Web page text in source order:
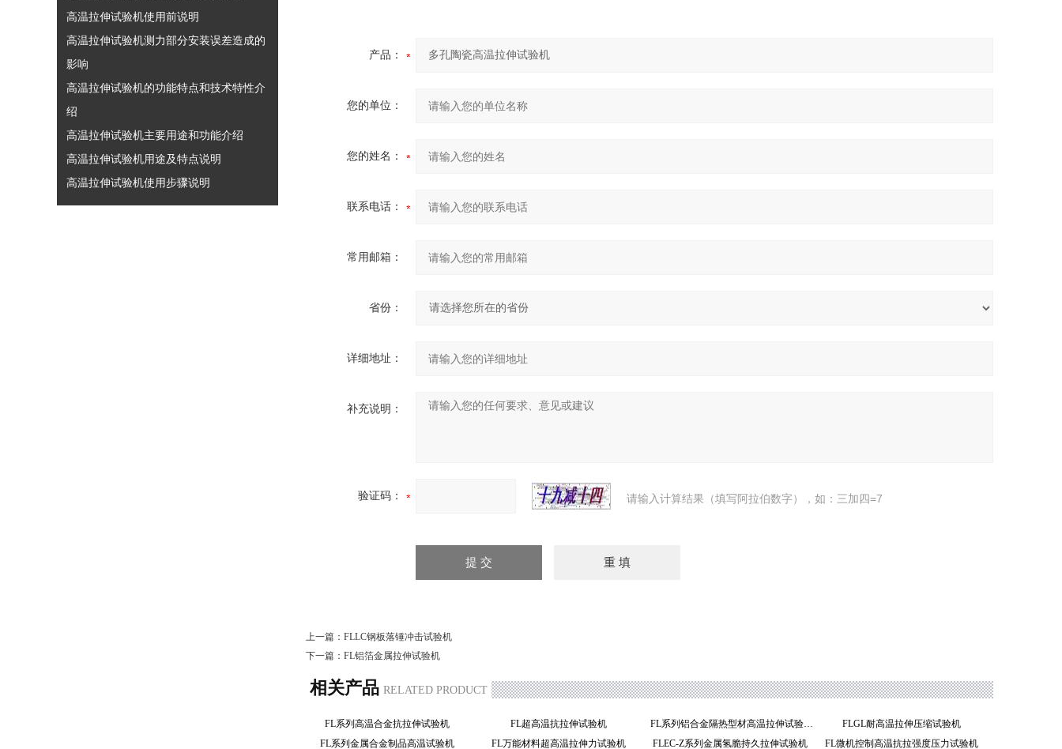
高温拉伸试验机使用前说明
高温拉伸试验机测力部分安装误差造成的
影响
高温拉伸试验机的功能特点和技术特性介
绍
高温拉伸试验机主要用途和功能介绍
高温拉伸试验机用途及特点说明
高温拉伸试验机使用步骤说明
产品：
您的单位：
您的姓名：
联系电话：
常用邮箱：
省份：
详细地址：
补充说明：
验证码： 请输入计算结果（填写阿拉伯数字），如：三加四=7
上一篇： FLLC钢板落锤冲击试验机
下一篇： FL铝箔金属拉伸试验机
相关产品 RELATED PRODUCT
FL系列高温合金抗拉伸试验机 FL超高温抗拉伸试验机 FL系列铝合金隔热型材高温拉伸试验机
FLGL耐高温拉伸压缩试验机
FL系列金属合金制品高温试验机
FL万能材料超高温拉伸力试验机 FLEC-Z系列金属氢脆持久拉伸试验机 FL微机控制高温抗拉强度压力试验机